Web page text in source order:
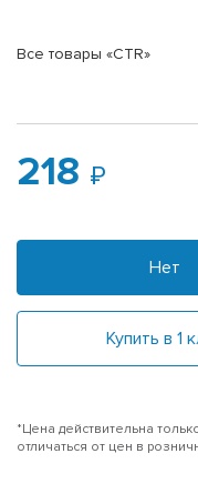
Все товары «CTR»
218
Нет
Купить в 1
*Цена действительна
отличаться от цен в